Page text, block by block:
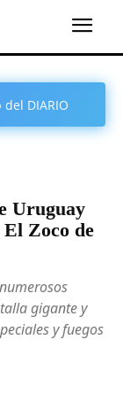
DIARIO
Uruguay
El Zoco de
gigante y
y fuegos